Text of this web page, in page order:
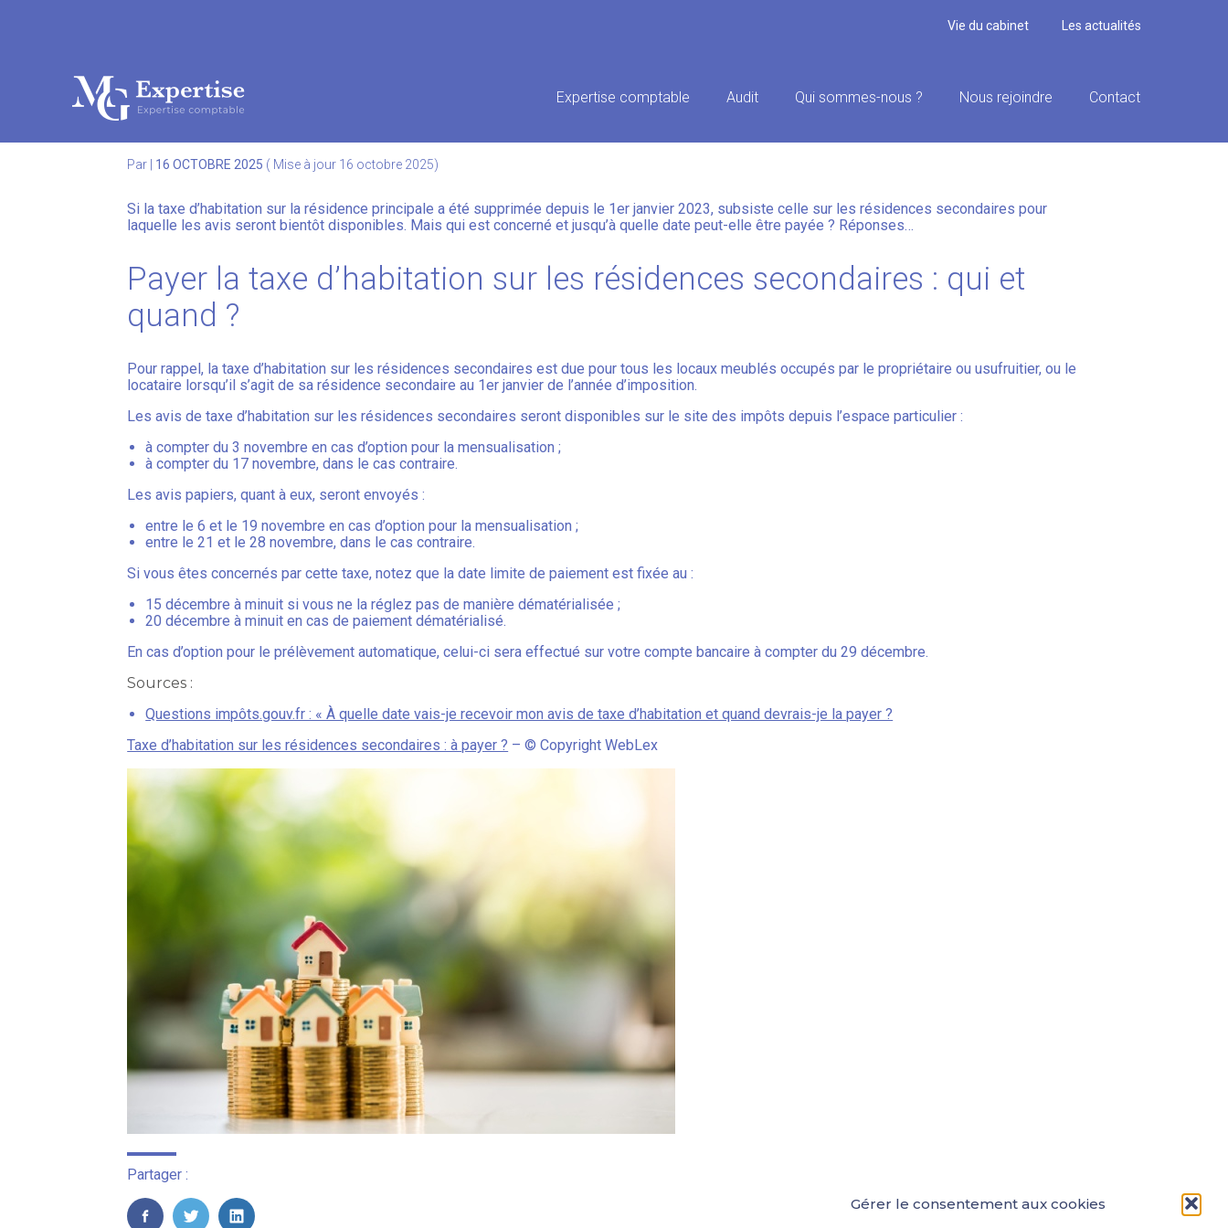
Gérer le consentement aux cookies
Vie du cabinet Les actualités
Aller
Expertise comptable Audit Qui sommes-nous ? Nous rejoindre Contact
Par 16 OCTOBRE 2025 ( Mise à jour 16 octobre 2025)
Si la taxe d’habitation sur la résidence principale a été supprimée depuis le 1er janvier 2023, subsiste celle sur les résidences secondaires pour
laquelle les avis seront bientôt disponibles. Mais qui est concerné et jusqu’à quelle date peut-elle être payée ? Réponses…
Payer la taxe d’habitation sur les résidences secondaires : qui et
quand ?
Pour rappel, la taxe d’habitation sur les résidences secondaires est due pour tous les locaux meublés occupés par le propriétaire ou usufruitier, ou le
locataire lorsqu’il s’agit de sa résidence secondaire au 1er janvier de l’année d’imposition.
Les avis de taxe d’habitation sur les résidences secondaires seront disponibles sur le site des impôts depuis l’espace particulier :
à compter du 3 novembre en cas d’option pour la mensualisation ;
à compter du 17 novembre, dans le cas contraire.
Les avis papiers, quant à eux, seront envoyés :
entre le 6 et le 19 novembre en cas d’option pour la mensualisation ;
entre le 21 et le 28 novembre, dans le cas contraire.
Si vous êtes concernés par cette taxe, notez que la date limite de paiement est fixée au :
15 décembre à minuit si vous ne la réglez pas de manière dématérialisée ;
20 décembre à minuit en cas de paiement dématérialisé.
En cas d’option pour le prélèvement automatique, celui-ci sera effectué sur votre compte bancaire à compter du 29 décembre.
Sources :
Questions impôts.gouv.fr : « À quelle date vais-je recevoir mon avis de taxe d’habitation et quand devrais-je la payer ?
Taxe d’habitation sur les résidences secondaires : à payer ? – © Copyright WebLex
Partager :